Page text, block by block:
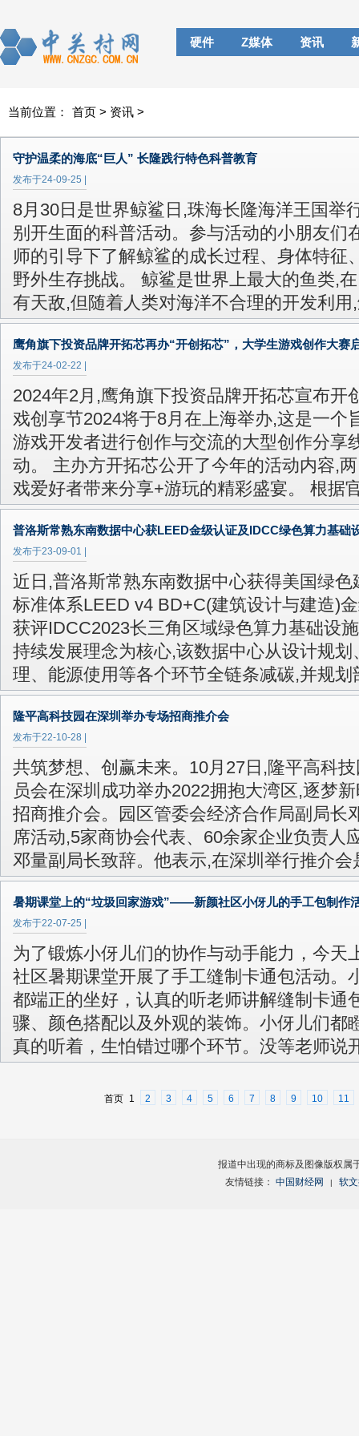
硬件 Z媒体 资讯
当前位置： 首页 > 资讯 >
守护温柔的海底“巨人” 长隆践行特色科普教育
发布于24-09-25
8月30日是世界鲸鲨日,珠海长隆海洋王国举
别开生面的科普活动。参与活动的小朋友们
师的引导下了解鲸鲨的成长过程、身体特征
野外生存挑战。 鲸鲨是世界上最大的鱼类,
有天敌,但随着人类对海洋不合理的开发利用
鹰角旗下投资品牌开拓芯再办“开创拓芯”，大学生游戏创作大赛
发布于24-02-22
2024年2月,鹰角旗下投资品牌开拓芯宣布开
戏创享节2024将于8月在上海举办,这是一个
游戏开发者进行创作与交流的大型创作分享
动。 主办方开拓芯公开了今年的活动内容,
戏爱好者带来分享+游玩的精彩盛宴。 根据
普洛斯常熟东南数据中心获LEED金级认证及IDCC绿色算力基础
发布于23-09-01
近日,普洛斯常熟东南数据中心获得美国绿色
标准体系LEED v4 BD+C(建筑设计与建造)
获评IDCC2023长三角区域绿色算力基础设
持续发展理念为核心,该数据中心从设计规
理、能源使用等各个环节全链条减碳,并规划
隆平高科技园在深圳举办专场招商推介会
发布于22-10-28
共筑梦想、创赢未来。10月27日,隆平高科
员会在深圳成功举办2022拥抱大湾区,逐梦
招商推介会。园区管委会经济合作局副局长
席活动,5家商协会代表、60余家企业负责人
邓量副局长致辞。他表示,在深圳举行推介会
暑期课堂上的“垃圾回家游戏”——新颜社区小伢儿的手工包制作
发布于22-07-25
为了锻炼小伢儿们的协作与动手能力，今天
社区暑期课堂开展了手工缝制卡通包活动。
都端正的坐好，认真的听老师讲解缝制卡通
骤、颜色搭配以及外观的装饰。小伢儿们都
真的听着，生怕错过哪个环节。没等老师说
首页 1 2 3 4 5 6 7 8 9 10 11
报道中出现的商标及图像版权属
友情链接： 中国财经网 | 软